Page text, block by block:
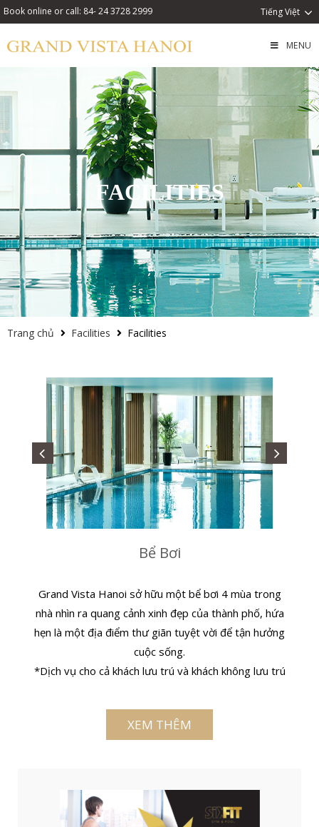
Book online or call: 84- 24 3728 2999 Tiếng Việt
MENU
FACILITIES
Trang chủ Facilities Facilities
Bể Bơi
Grand Vista Hanoi sở hữu một bể bơi 4 mùa trong
nhà nhìn ra quang cảnh xinh đẹp của thành phố, hứa
hẹn là một địa điểm thư giãn tuyệt vời để tận hưởng
cuộc sống.
*Dịch vụ cho cả khách lưu trú và khách không lưu trú
XEM THÊM